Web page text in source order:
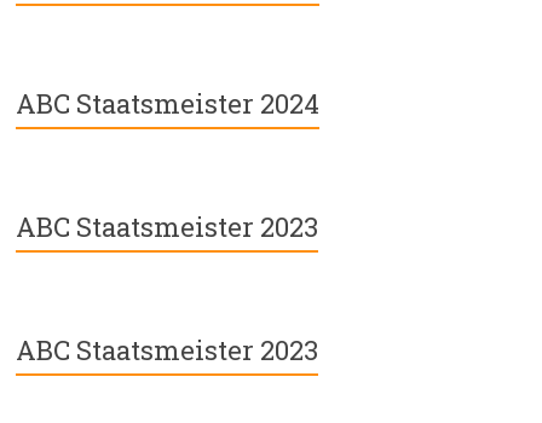
ABC Staatsmeister 2024
ABC Staatsmeister 2023
ABC Staatsmeister 2023